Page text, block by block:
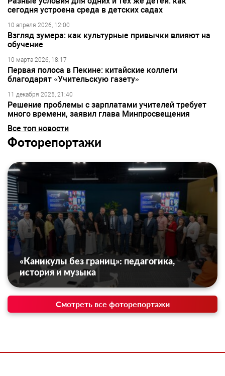
сегодня устроена среда в детских садах
10 апреля 2026, 12:00
Взгляд зумера: как культурные привычки влияют на
обучение
10 марта 2026, 18:17
Первая полоса в Пекине: китайские коллеги
благодарят «Учительскую газету»
11 декабря 2025, 21:40
Решение проблемы с зарплатами учителей требует
много времени, заявил глава Минпросвещения
Все топ новости
Фоторепортажи
«Каникулы без границ»: педагогика,
история и музыка
Смотреть все фоторепортажи